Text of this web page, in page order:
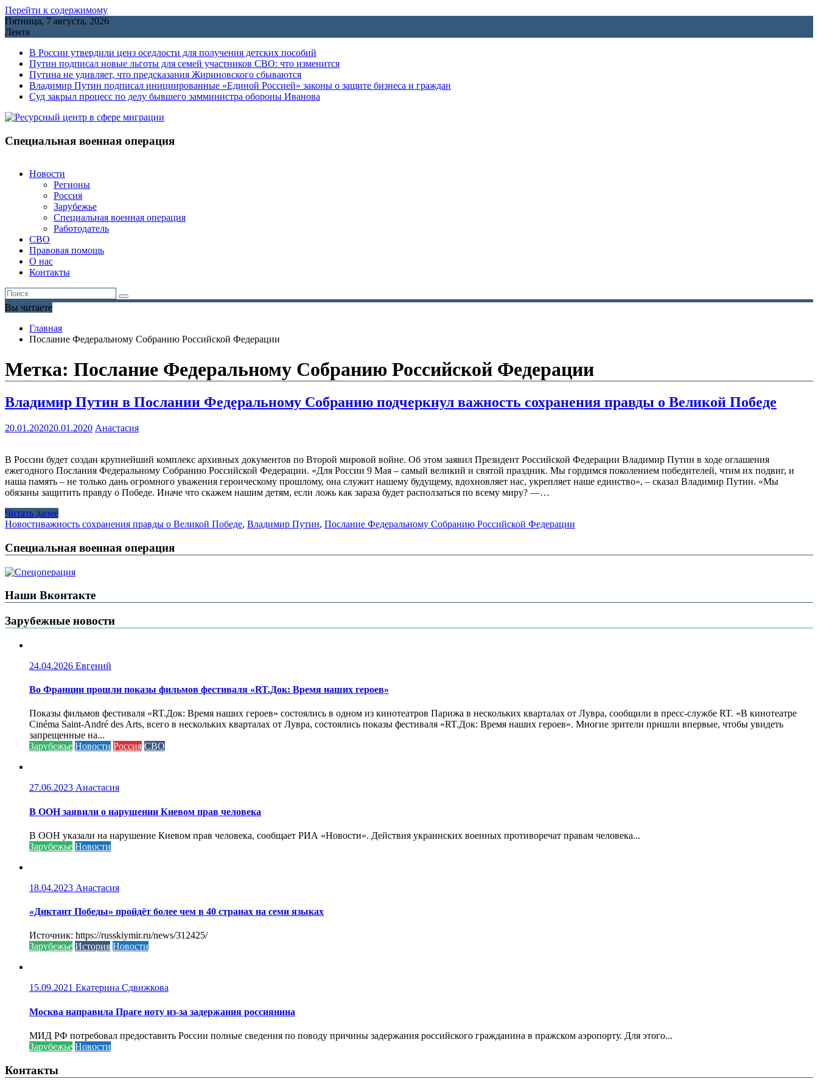
Перейти к содержимому
Пятница, 7 августа, 2026
Лента
В России утвердили ценз оседлости для получения детских пособий
Путин подписал новые льготы для семей участников СВО: что изменится
Путина не удивляет, что предсказания Жириновского сбываются
Владимир Путин подписал инициированные «Единой Россией» законы о защите бизнеса и граждан
Cуд закрыл процесс по делу бывшего замминистра обороны Иванова
Специальная военная операция
Новости
Регионы
Россия
Зарубежье
Специальная военная операция
Работодатель
СВО
Правовая помощь
О нас
Контакты
Вы читаете
Главная
Послание Федеральному Собранию Российской Федерации
Метка: Послание Федеральному Собранию Российской Федерации
Владимир Путин в Послании Федеральному Собранию подчеркнул важность сохранения правды о Великой Победе
20.01.202020.01.2020 Анастасия
В России будет создан крупнейший комплекс архивных документов по Второй мировой войне. Об этом заявил Президент Российской Федерации Владимир Путин в ходе оглашения
ежегодного Послания Федеральному Собранию Российской Федерации. «Для России 9 Мая – самый великий и святой праздник. Мы гордимся поколением победителей, чтим их подвиг, и
наша память – не только дань огромного уважения героическому прошлому, она служит нашему будущему, вдохновляет нас, укрепляет наше единство», – сказал Владимир Путин. «Мы
обязаны защитить правду о Победе. Иначе что скажем нашим детям, если ложь как зараза будет расползаться по всему миру? —…
Читать далее
Новостиважность сохранения правды о Великой Победе, Владимир Путин, Послание Федеральному Собранию Российской Федерации
Специальная военная операция
Наши Вконтакте
Зарубежные новости
24.04.2026 Евгений
Во Франции прошли показы фильмов фестиваля «RT.Док: Время наших героев»
Показы фильмов фестиваля «RT.Док: Время наших героев» состоялись в одном из кинотеатров Парижа в нескольких кварталах от Лувра, сообщили в пресс-службе RT. «В кинотеатре
Cinéma Saint-André des Arts, всего в нескольких кварталах от Лувра, состоялись показы фестиваля «RT.Док: Время наших героев». Многие зрители пришли впервые, чтобы увидеть
запрещенные на...
Зарубежье Новости Россия СВО
27.06.2023 Анастасия
В ООН заявили о нарушении Киевом прав человека
В ООН указали на нарушение Киевом прав человека, сообщает РИА «Новости». Действия украинских военных противоречат правам человека...
Зарубежье Новости
18.04.2023 Анастасия
«Диктант Победы» пройдёт более чем в 40 странах на семи языках
Источник: https://russkiymir.ru/news/312425/
Зарубежье История Новости
15.09.2021 Екатерина Сдвижкова
Москва направила Праге ноту из-за задержания россиянина
МИД РФ потребовал предоставить России полные сведения по поводу причины задержания российского гражданина в пражском аэропорту. Для этого...
Зарубежье Новости
Контакты